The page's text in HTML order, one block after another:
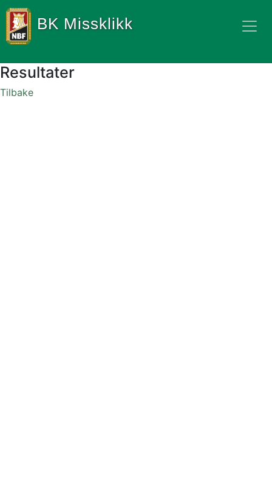
BK Missklikk
Resultater
Tilbake